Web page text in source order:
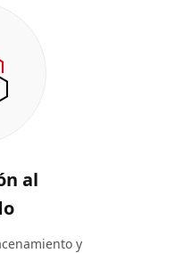
al
y